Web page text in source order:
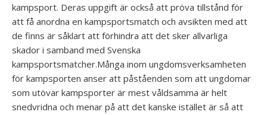
kampsport. Deras uppgift är också att pröva tillstånd för
att få anordna en kampsportsmatch och avsikten med att
de finns är såklart att förhindra att det sker allvarliga
skador i samband med Svenska
kampsportsmatcher.Många inom ungdomsverksamheten
för kampsporten anser att påståenden som att ungdomar
som utövar kampsporter är mest våldsamma är helt
snedvridna och menar på att det kanske istället är så att